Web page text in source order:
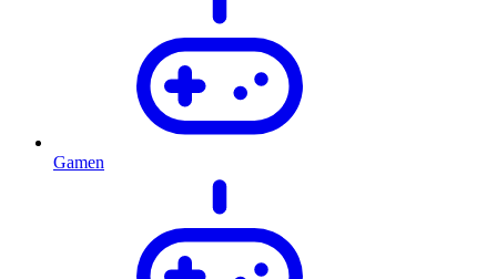
Gamen